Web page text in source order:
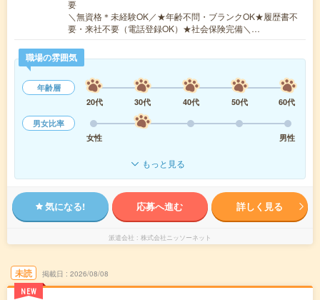
要
＼無資格＊未経験OK／★年齢不問・ブランクOK★履歴書不
要・来社不要（電話登録OK）★社会保険完備＼…
職場の雰囲気
年齢層
20代
30代 40代 50代
60代
男女比率
女性
男性
もっと見る
気になる! 応募へ進む 詳しく見る
派遣会社 株式会社ニッソーネット
未読
NEW
掲載日 2026/08/08